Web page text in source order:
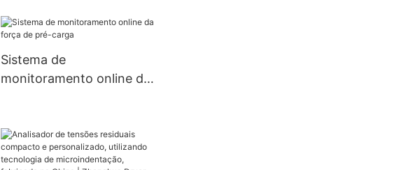
personalizados para a
indústria química |
Zhanghua
Sistema de
monitoramento online da